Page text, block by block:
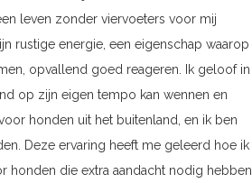
leven zonder viervoeters voor mij
rustige energie, een eigenschap waarop
opvallend goed reageren. Ik geloof in
op zijn eigen tempo kan wennen en
honden uit het buitenland, en ik ben
Deze ervaring heeft me geleerd hoe ik
die extra aandacht nodig hebben.